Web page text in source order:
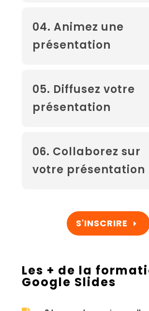
04. Animez une
présentation
05. Diffusez votre
présentation
06. Collaborez sur
votre présentation
S'INSCRIRE
Les + de la
Google Slides